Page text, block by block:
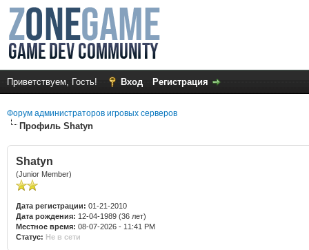
Приветствуем, Гость! Вход Регистрация
Форум администраторов игровых серверов
Профиль Shatyn
Shatyn
(Junior Member)
Дата регистрации: 01-21-2010
Дата рождения: 12-04-1989 (36 лет)
Местное время: 08-07-2026 - 11:41 PM
Статус: Не в сети